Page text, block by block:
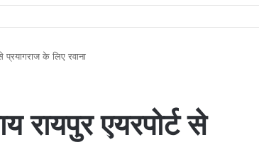
प्रयागराज के लिए रवाना
रायपुर एयरपोर्ट से